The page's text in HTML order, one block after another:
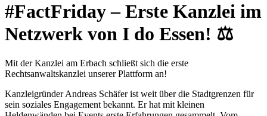
#FactFriday – Erste Kanzlei im
Netzwerk von I do Essen! ⚖
Mit der Kanzlei am Erbach schließt sich die erste
Rechtsanwaltskanzlei unserer Plattform an!
Kanzleigründer Andreas Schäfer ist weit über die Stadtgrenzen für
sein soziales Engagement bekannt. Er hat mit kleinen